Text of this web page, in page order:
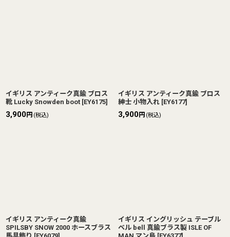
イギリス アンティーク真鍮 ブロス
靴 Lucky Snowden boot [EY6175]
3,900円 (税込)
イギリス アンティーク真鍮 ブロス
紳士 小物入れ [EY6177]
3,900円 (税込)
イギリス アンティーク真鍮
SPILSBY SNOW 2000 ホースブラス
イギリス イングリッシュ テーブル
ベル bell 真鍮ブラス製 ISLE OF